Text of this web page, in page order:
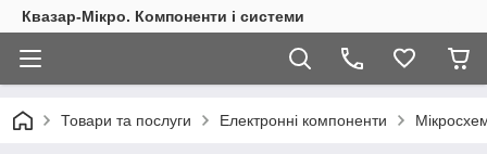
Квазар-Мікро. Компоненти і системи
Товари та послуги Електронні компоненти